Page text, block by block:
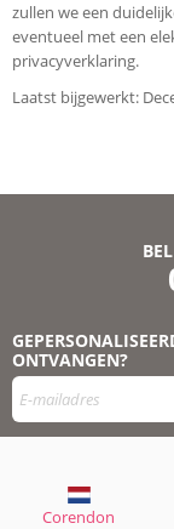
zullen we een
eventueel met een
privacyverklaring.
Laatst bijgewerkt:
ONTVANGEN?
Corendon